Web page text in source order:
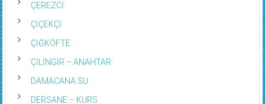
ÇEREZCİ
ÇİÇEKÇİ
ÇİĞKÖFTE
ÇİLİNGİR – ANAHTAR
DAMACANA SU
DERSANE – KURS